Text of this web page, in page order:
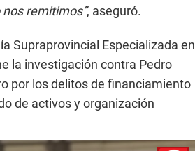
remitimos”, aseguró.
Supraprovincial Especializada en
la investigación contra Pedro
por los delitos de financiamiento
de activos y organización